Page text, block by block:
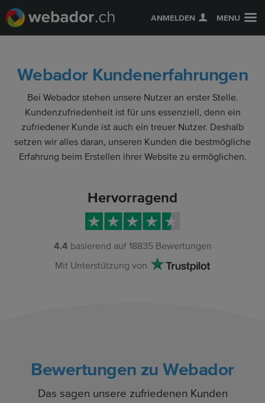
ANMELDEN MENU
Webador Kundenerfahrungen
Bei Webador stehen unsere Nutzer an erster Stelle.
Kundenzufriedenheit ist für uns essenziell, denn ein
zufriedener Kunde ist auch ein treuer Nutzer. Deshalb
setzen wir alles daran, unseren Kunden die bestmögliche
Erfahrung beim Erstellen ihrer Website zu ermöglichen.
Hervorragend
4.4 basierend auf 18835Bewertungen
Mit Unterstützung von
Bewertungen zu Webador
Das sagen unsere zufriedenen Kunden